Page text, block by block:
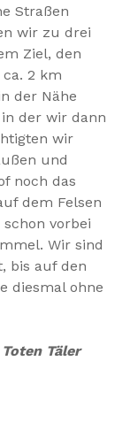
Straßen
wir zu drei
Ziel, den
2 km
der Nähe
der wir dann
wir
und
noch das
dem Felsen
vorbei
Wir sind
bis auf den
diesmal ohne
Täler